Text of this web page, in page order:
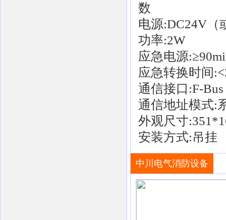
数
电源:DC24V（
功率:2W
应急电源
应急转换时间
通信接口:F-Bus
通信地址模式:
外观尺寸
安装方式:吊挂
中川电气消防设备